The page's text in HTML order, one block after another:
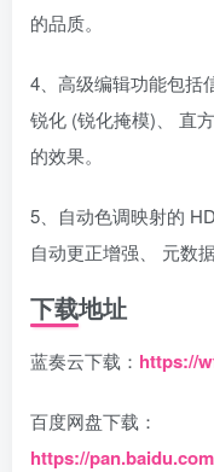
的品质。
4、高级编辑功能包括
锐化 (锐化掩模)、 直
的效果。
5、自动色调映射的
自动更正增强、 元数
下载地址
蓝奏云下载： https://
百度网盘下载：
https://